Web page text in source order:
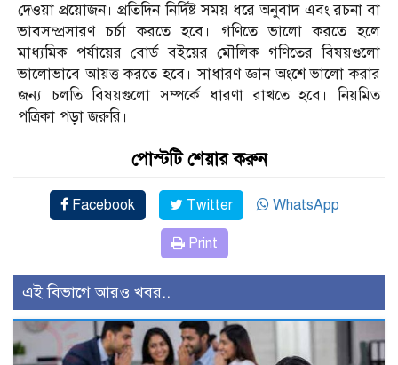
দেওয়া প্রয়োজন। প্রতিদিন নির্দিষ্ট সময় ধরে অনুবাদ এবং রচনা বা
ভাবসম্প্রসারণ চর্চা করতে হবে। গণিতে ভালো করতে হলে
মাধ্যমিক পর্যায়ের বোর্ড বইয়ের মৌলিক গণিতের বিষয়গুলো
ভালোভাবে আয়ত্ত করতে হবে। সাধারণ জ্ঞান অংশে ভালো করার
জন্য চলতি বিষয়গুলো সম্পর্কে ধারণা রাখতে হবে। নিয়মিত
পত্রিকা পড়া জরুরি।
পোস্টটি শেয়ার করুন
Facebook Twitter WhatsApp
Print
এই বিভাগে আরও খবর..